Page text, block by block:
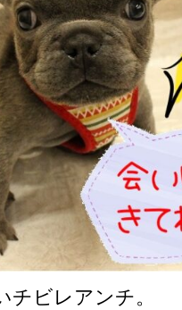
チビレアンチ。